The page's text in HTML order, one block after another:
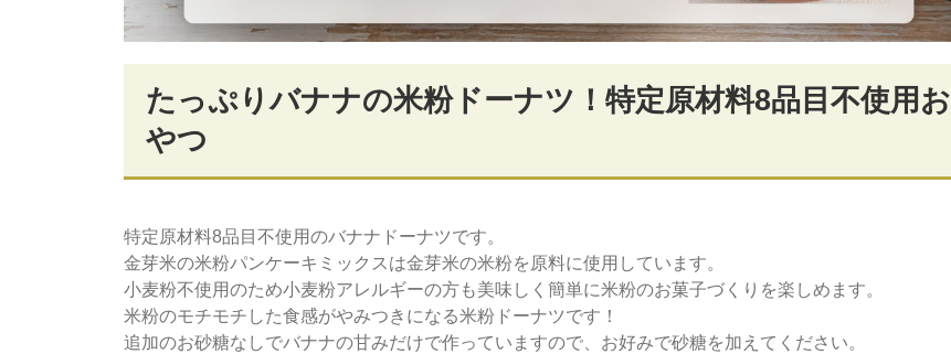
たっぷりバナナの米粉ドーナツ！特定原材料8品目不使用お
やつ
特定原材料8品目不使用のバナナドーナツです。
金芽米の米粉パンケーキミックスは金芽米の米粉を原料に使用しています。
小麦粉不使用のため小麦粉アレルギーの方も美味しく簡単に米粉のお菓子づくりを楽しめます。
米粉のモチモチした食感がやみつきになる米粉ドーナツです！
追加のお砂糖なしでバナナの甘みだけで作っていますので、お好みで砂糖を加えてください。